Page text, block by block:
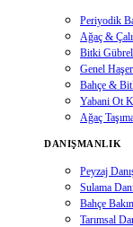
Periyodik
Ağaç &
Bitki
Genel
Bahçe &
Yabani Ot
Ağaç
DANIŞMANLIK
Peyzaj
Sulama
Bahçe
Tarımsal